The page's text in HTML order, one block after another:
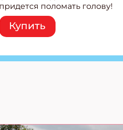
придется поломать голову!
Внутри: Шифры и
расшифровки Плетем
запутанные поделки
коды 3 комикса
Купить